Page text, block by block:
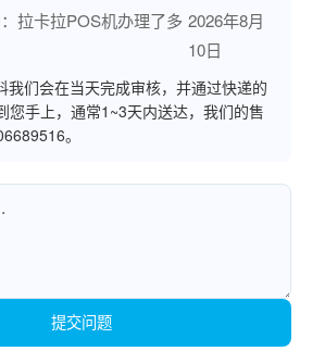
拉卡拉POS机办理了多 2026年8月
10日
我们会在当天完成审核，并通过快递的
您手上，通常1~3天内送达，我们的售
。
提交问题